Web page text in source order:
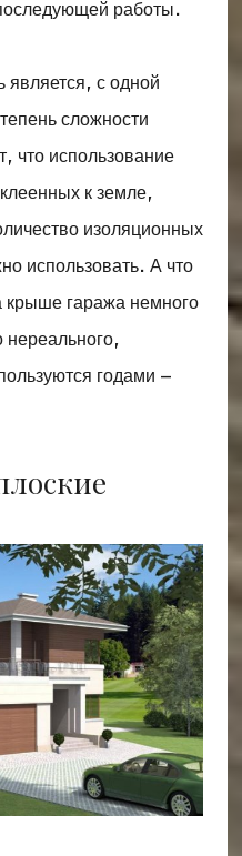
работы.
является, с одной
сложности
что использование
к земле,
изоляционных
использовать. А что
крыше гаража немного
нереального,
годами –